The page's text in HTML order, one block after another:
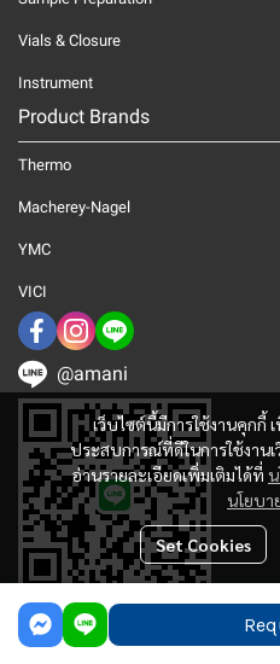
เว็บไซต์นี้มีการใช้งานคุกกี้
ประสบการณ์ที่ดีในการใช้งาน
อ่านรายละเอียดเพิ่มเติมได้ที่
นโยบา
Set Cookies
Vials & Closure
Instrument
Product Brands
Thermo
Macherey-Nagel
YMC
VICI
@amani
© 2025 Amani Corporation. All Rights